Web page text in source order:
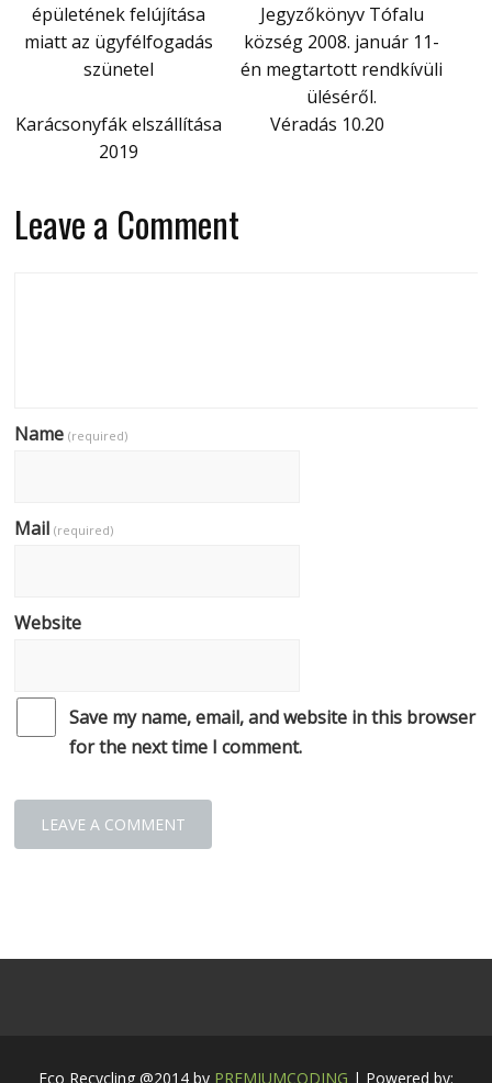
épületének felújítása
miatt az ügyfélfogadás
szünetel
Jegyzőkönyv Tófalu
község 2008. január 11-
én megtartott rendkívüli
üléséről.
Karácsonyfák elszállítása
2019
Véradás 10.20
Leave a Comment
Name(required)
Mail(required)
Website
Save my name, email, and website in this browser
for the next time I comment.
Eco Recycling @2014 by PREMIUMCODING | Powered by: